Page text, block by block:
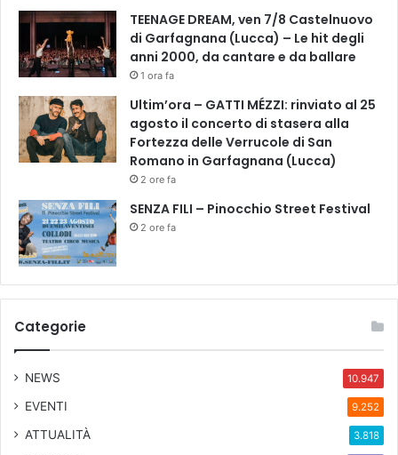
n
o
e
c
o
TEENAGE DREAM, ven 7/8 Castelnuovo
di Garfagnana (Lucca) – Le hit degli
anni 2000, da cantare e da ballare
1 ora fa
Ultim’ora – GATTI MÉZZI: rinviato al 25
agosto il concerto di stasera alla
Fortezza delle Verrucole di San
Romano in Garfagnana (Lucca)
2 ore fa
SENZA FILI – Pinocchio Street Festival
2 ore fa
Categorie
NEWS 10.947
EVENTI 9.252
ATTUALITÀ 3.818